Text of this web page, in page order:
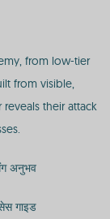
from low-tier
from visible,
their attack
अनुभव
गाइड